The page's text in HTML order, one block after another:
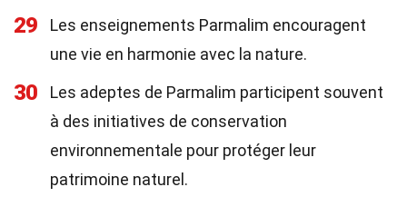
29
Les enseignements Parmalim encouragent
une vie en harmonie avec la nature.
30
Les adeptes de Parmalim participent souvent
à des initiatives de conservation
environnementale pour protéger leur
patrimoine naturel.